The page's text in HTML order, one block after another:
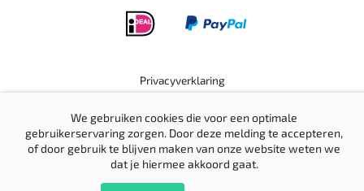
Privacyverklaring
Sitemap
© Top bedrijfskleding 2016-2026 |Website door Creative SkillsTerug
naar boven
We gebruiken cookies die voor een optimale
gebruikerservaring zorgen. Door deze melding te accepteren,
of door gebruik te blijven maken van onze website weten we
dat je hiermee akkoord gaat.